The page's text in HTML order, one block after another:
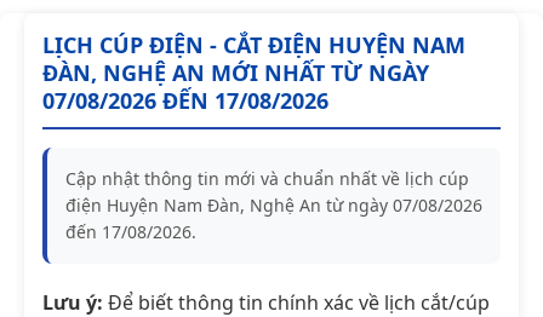
LỊCH CÚP ĐIỆN - CẮT ĐIỆN HUYỆN NAM
ĐÀN, NGHỆ AN MỚI NHẤT TỪ NGÀY
07/08/2026 ĐẾN 17/08/2026
Cập nhật thông tin mới và chuẩn nhất về lịch cúp
điện Huyện Nam Đàn, Nghệ An từ ngày 07/08/2026
đến 17/08/2026.
Lưu ý: Để biết thông tin chính xác về lịch cắt/cúp